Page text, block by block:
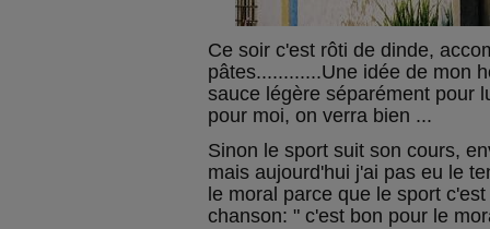
Ce soir c'est rôti de dinde,
pâtes............Une idée de mon
sauce légère séparément pour
pour moi, on verra bien ...
Sinon le sport suit son cours,
mais aujourd'hui j'ai pas eu le
le moral parce que le sport
chanson: " c'est bon pour le